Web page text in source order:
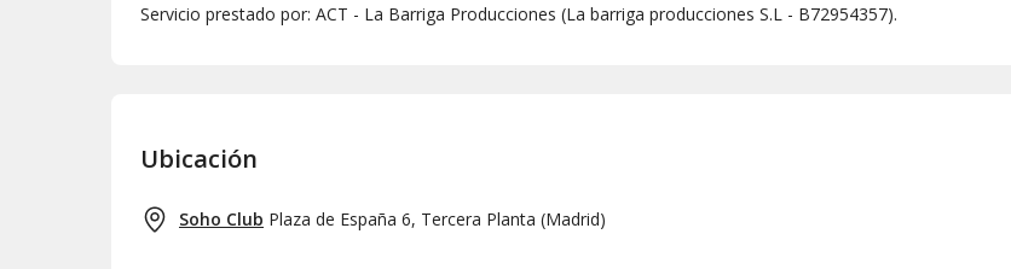
Servicio prestado por: ACT - La Barriga Producciones (La barriga producciones S.L - B72954357).
Ubicación
Soho Club Plaza de España 6, Tercera Planta (Madrid)